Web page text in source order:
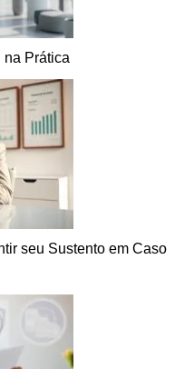
na Prática
seu Sustento em Caso